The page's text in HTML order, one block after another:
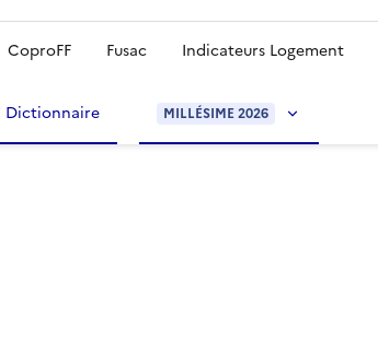
CoproFF Fusac Indicateurs Logement
Dictionnaire MILLÉSIME 2026